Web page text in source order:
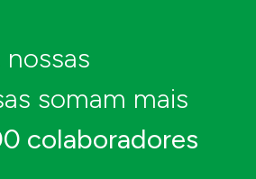
somam mais
colaboradores